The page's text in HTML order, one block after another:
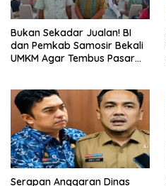
Bukan Sekadar Jualan! BI
dan Pemkab Samosir Bekali
UMKM Agar Tembus Pasar
Serapan Anggaran Dinas